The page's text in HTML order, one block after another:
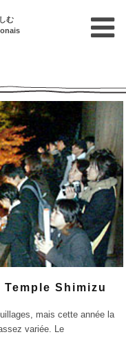
む
Shimizu
mais cette année la
variée. Le